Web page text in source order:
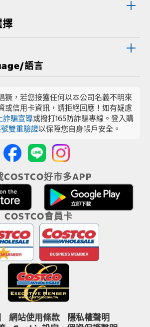
語言
獗，若您接獲任何以本公司名義不明來
或信用卡資訊，請拒絕回應！如有疑慮
詐騙宣導或撥打165防詐騙專線。登入購
雙重驗證以保障您自身帳戶安全。
COSTCO好市多APP
COSTCO會員卡
網站使用條款
隱私權聲明